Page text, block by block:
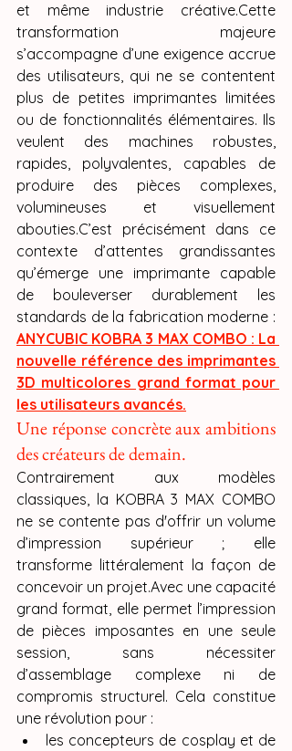
et même industrie créative.Cette
transformation majeure
s’accompagne d’une exigence accrue
des utilisateurs, qui ne se contentent
plus de petites imprimantes limitées
ou de fonctionnalités élémentaires. Ils
veulent des machines robustes,
rapides, polyvalentes, capables de
produire des pièces complexes,
volumineuses et visuellement
abouties.C’est précisément dans ce
contexte d’attentes grandissantes
qu’émerge une imprimante capable
de bouleverser durablement les
ANYCUBIC KOBRA 3 MAX COMBO : La
nouvelle référence des imprimantes
3D multicolores grand format pour
les utilisateurs avancés.
Une réponse concrète aux ambitions
des créateurs de demain.
Contrairement aux modèles
classiques, la KOBRA 3 MAX COMBO
ne se contente pas d'offrir un volume
d’impression supérieur ; elle
transforme littéralement la façon de
concevoir un projet.Avec une capacité
grand format, elle permet l’impression
de pièces imposantes en une seule
session, sans nécessiter
d’assemblage complexe ni de
compromis structurel. Cela constitue
une révolution pour :
les concepteurs de cosplay et de